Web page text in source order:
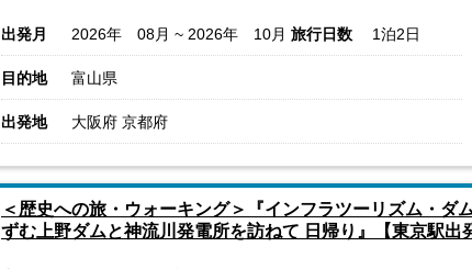
出発月 2026年 08月 ~ 2026年 10月 旅行日数 1泊2日
目的地 富山県
出発地 大阪府 京都府
＜歴史への旅・ウォーキング＞『インフラツーリズム・ダ
ずむ上野ダムと神流川発電所を訪ねて 日帰り』【東京駅出